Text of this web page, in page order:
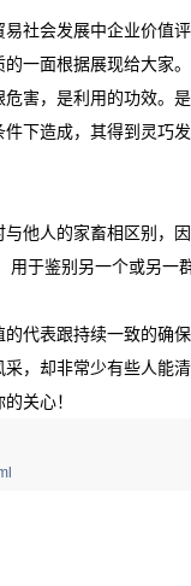
社会发展中企业价
一面根据展现给大家
害，是利用的功效
下造成，其得到灵
他人的家畜相区别，因
于鉴别另一个或另
代表跟持续一致的确
，却非常少有些人能清
关心！